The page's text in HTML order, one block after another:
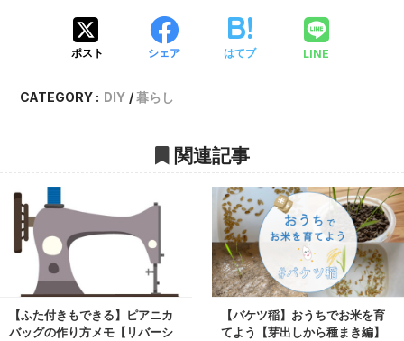
ポスト シェア はてブ LINE
CATEGORY : DIY 暮らし
関連記事
【ふた付きもできる】ピアニカ
バッグの作り方メモ【リバーシ
【バケツ稲】おうちでお米を育
てよう【芽出しから種まき編】